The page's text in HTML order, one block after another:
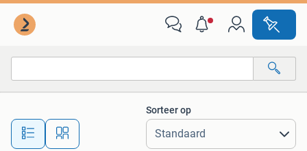
Alle afstanden…
Sorteer op